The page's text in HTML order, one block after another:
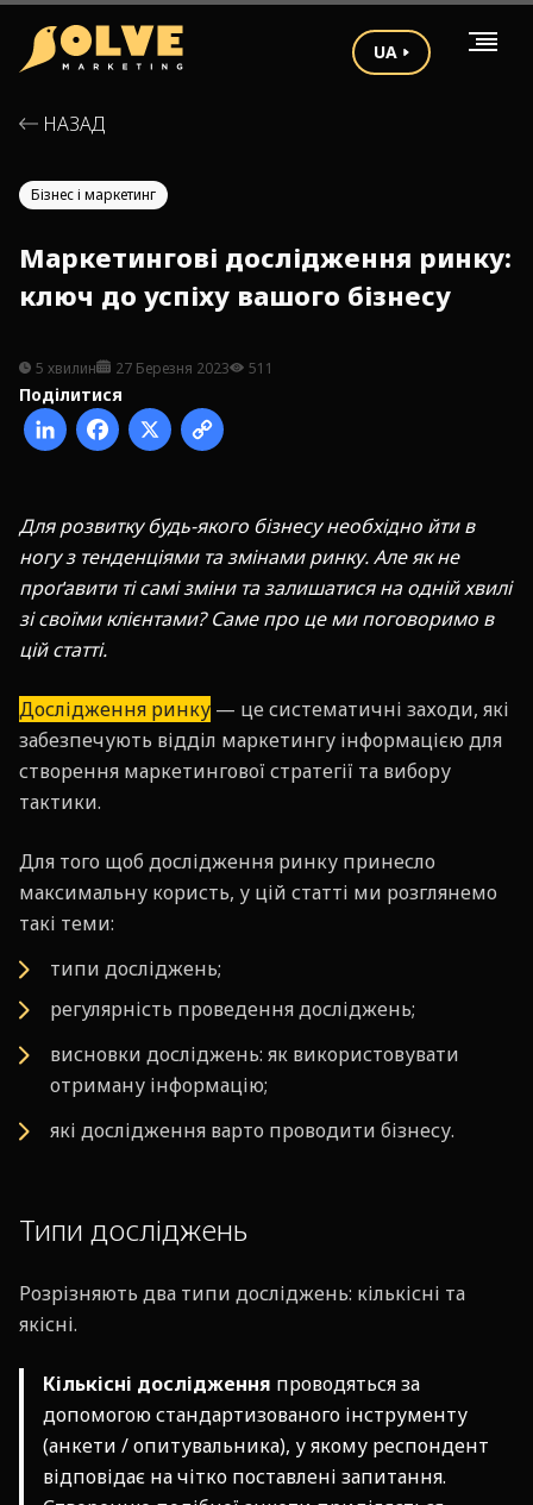
UA
НАЗАД
Бізнес і маркетинг
Маркетингові дослідження ринку:
ключ до успіху вашого бізнесу
5 хвилин 27 Березня 2023 511
Поділитися
Для розвитку будь-якого бізнесу необхідно йти в
ногу з тенденціями та змінами ринку. Але як не
проґавити ті самі зміни та залишатися на одній хвилі
зі своїми клієнтами? Саме про це ми поговоримо в
цій статті.
Дослідження ринку — це систематичні заходи, які
забезпечують відділ маркетингу інформацією для
створення маркетингової стратегії та вибору
тактики.
Для того щоб дослідження ринку принесло
максимальну користь, у цій статті ми розглянемо
такі теми:
типи досліджень;
регулярність проведення досліджень;
висновки досліджень: як використовувати
отриману інформацію;
які дослідження варто проводити бізнесу.
Типи досліджень
Розрізняють два типи досліджень: кількісні та
якісні.
Кількісні дослідження проводяться за
допомогою стандартизованого інструменту
(анкети / опитувальника), у якому респондент
відповідає на чітко поставлені запитання.